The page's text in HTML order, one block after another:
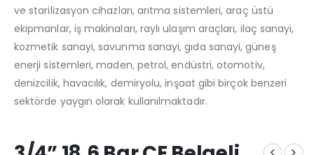
ve starilizasyon cihazları, arıtma sistemleri, araç üstü
ekipmanlar, iş makinaları, raylı ulaşım araçları, ilaç sanayi,
kozmetik sanayi, savunma sanayi, gıda sanayi, güneş
enerji sistemleri, maden, petrol, endüstri, otomotiv,
denizcilik, havacılık, demiryolu, inşaat gibi birçok benzeri
sektörde yaygın olarak kullanılmaktadır.